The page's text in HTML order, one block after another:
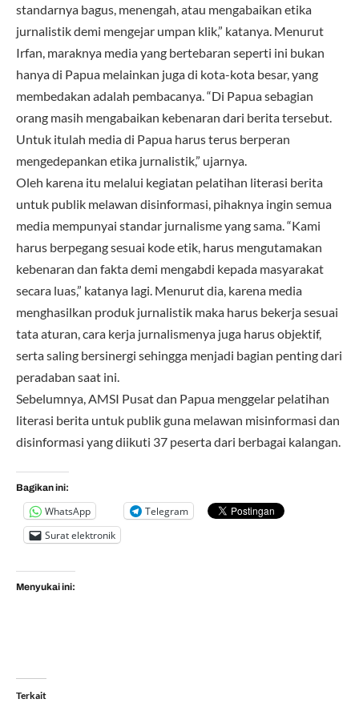
standarnya bagus, menengah, atau mengabaikan etika
jurnalistik demi mengejar umpan klik,” katanya. Menurut
Irfan, maraknya media yang bertebaran seperti ini bukan
hanya di Papua melainkan juga di kota-kota besar, yang
membedakan adalah pembacanya. “Di Papua sebagian
orang masih mengabaikan kebenaran dari berita tersebut.
Untuk itulah media di Papua harus terus berperan
mengedepankan etika jurnalistik,” ujarnya.
Oleh karena itu melalui kegiatan pelatihan literasi berita
untuk publik melawan disinformasi, pihaknya ingin semua
media mempunyai standar jurnalisme yang sama. “Kami
harus berpegang sesuai kode etik, harus mengutamakan
kebenaran dan fakta demi mengabdi kepada masyarakat
secara luas,” katanya lagi. Menurut dia, karena media
menghasilkan produk jurnalistik maka harus bekerja sesuai
tata aturan, cara kerja jurnalismenya juga harus objektif,
serta saling bersinergi sehingga menjadi bagian penting dari
peradaban saat ini.
Sebelumnya, AMSI Pusat dan Papua menggelar pelatihan
literasi berita untuk publik guna melawan misinformasi dan
disinformasi yang diikuti 37 peserta dari berbagai kalangan.
Bagikan ini:
WhatsApp
Telegram
Surat elektronik
Menyukai ini:
Terkait